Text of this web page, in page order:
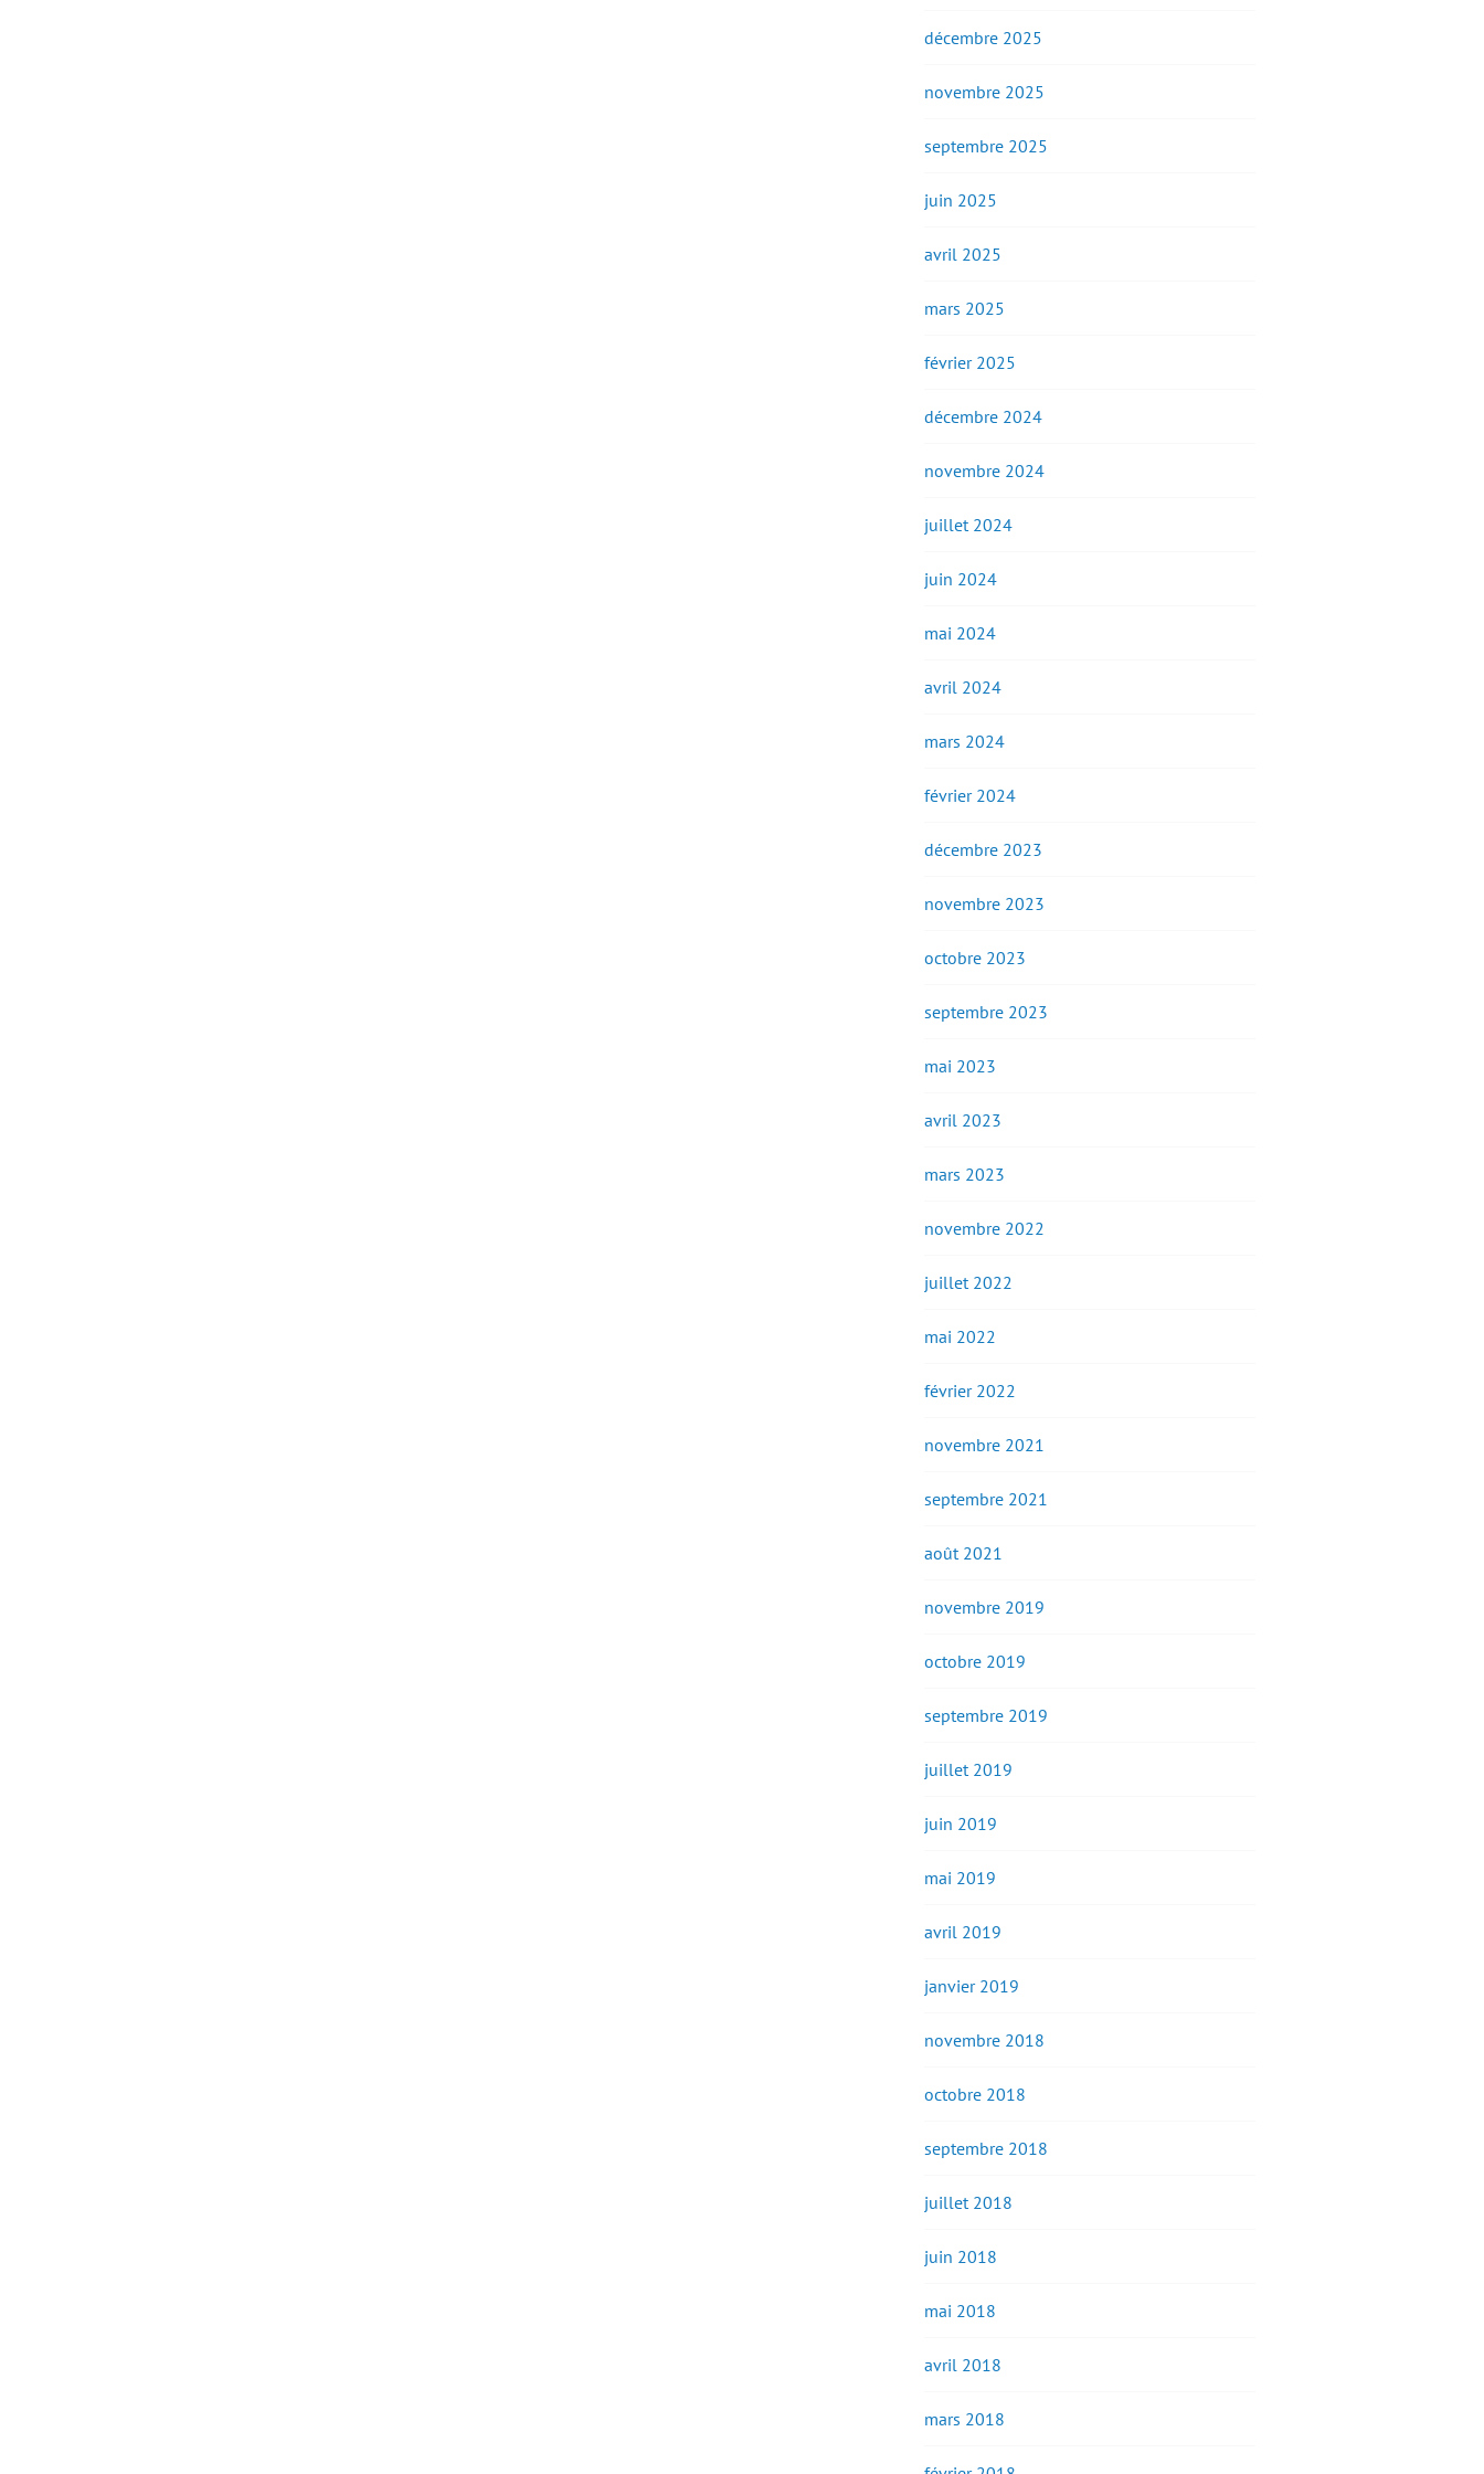
décembre 2025
novembre 2025
septembre 2025
juin 2025
avril 2025
mars 2025
février 2025
décembre 2024
novembre 2024
juillet 2024
juin 2024
mai 2024
avril 2024
mars 2024
février 2024
décembre 2023
novembre 2023
octobre 2023
septembre 2023
mai 2023
avril 2023
mars 2023
novembre 2022
juillet 2022
mai 2022
février 2022
novembre 2021
septembre 2021
août 2021
novembre 2019
octobre 2019
septembre 2019
juillet 2019
juin 2019
mai 2019
avril 2019
janvier 2019
novembre 2018
octobre 2018
septembre 2018
juillet 2018
juin 2018
mai 2018
avril 2018
mars 2018